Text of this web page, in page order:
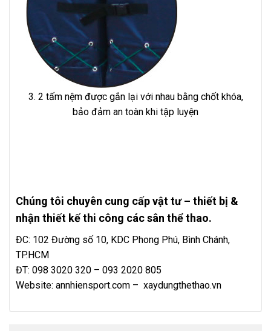
3. 2 tấm nệm được gắn lại với nhau bằng chốt khóa,
bảo đảm an toàn khi tập luyện
Chúng tôi chuyên cung cấp vật tư – thiết bị &
nhận thiết kế thi công các sân thể thao.
ĐC: 102 Đường số 10, KDC Phong Phú, Bình Chánh,
TP.HCM
ĐT: 098 3020 320 – 093 2020 805
Website: annhiensport.com – xaydungthethao.vn